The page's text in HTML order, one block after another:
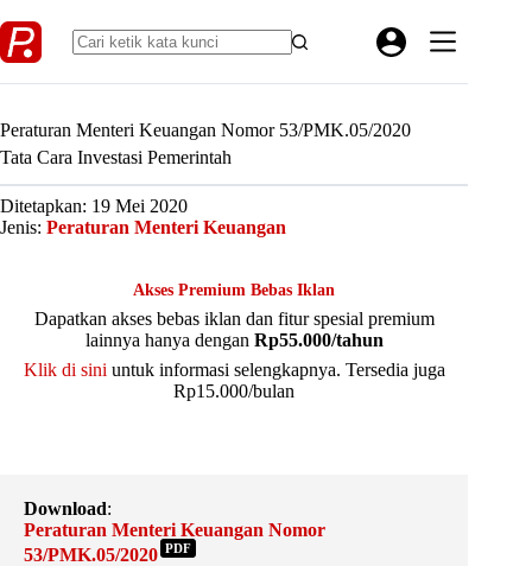
to
content
Peraturan Menteri Keuangan Nomor 53/PMK.05/2020
Tata Cara Investasi Pemerintah
Ditetapkan: 19 Mei 2020
Jenis: Peraturan Menteri Keuangan
Akses Premium Bebas Iklan
Dapatkan akses bebas iklan dan fitur spesial premium
lainnya hanya dengan Rp55.000/tahun
Klik di sini untuk informasi selengkapnya. Tersedia juga
Rp15.000/bulan
Download:
Peraturan Menteri Keuangan Nomor
53/PMK.05/2020 PDF